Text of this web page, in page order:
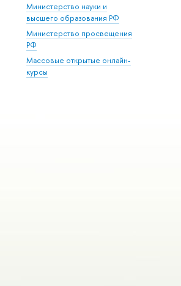
Министерство науки и
высшего образования РФ
Министерство просвещения
РФ
Массовые открытые онлайн-
курсы